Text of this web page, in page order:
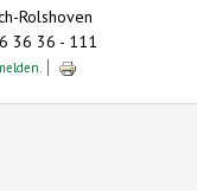
Rolshoven
36 36 - 111